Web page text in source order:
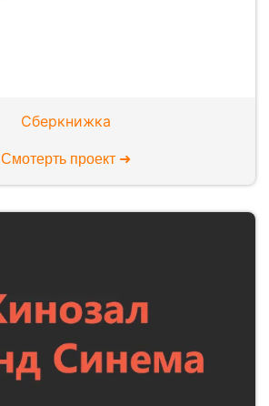
Сберкнижка
Смотерть проект ➜